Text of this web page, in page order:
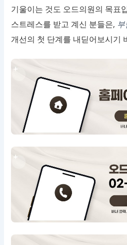
기울이는 것도 오드의원의 목표
스트레스를 받고 계신 분들은,
개선의 첫 단계를 내딛어보시기